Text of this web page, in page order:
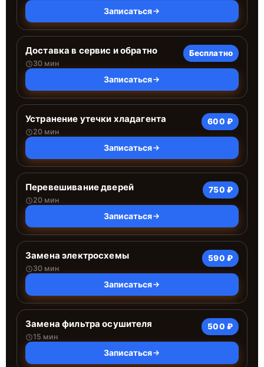
Записаться
Доставка в сервис и обратно
30 мин
Бесплатно
Записаться
Устранение утечки хладагента
20 мин
600 ₽
Записаться
Перевешивание дверей
20 мин
750 ₽
Записаться
Замена электросхемы
30 мин
590 ₽
Записаться
Замена фильтра осушителя
15 мин
500 ₽
Записаться